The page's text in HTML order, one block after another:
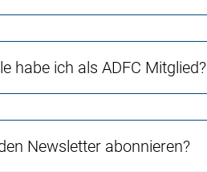
habe ich als ADFC Mitglied?
Newsletter abonnieren?